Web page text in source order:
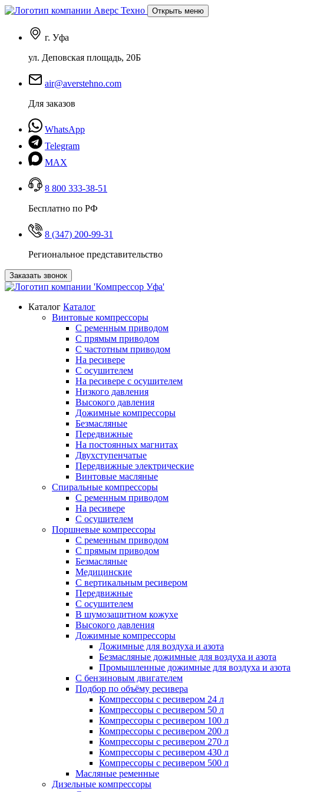
Открыть меню
г. Уфа
ул. Деповская площадь, 20Б
air@averstehno.com
Для заказов
WhatsApp
Telegram
MAX
8 800 333-38-51
Бесплатно по РФ
8 (347) 200-99-31
Региональное представительство
Заказать звонок
Каталог Каталог
Винтовые компрессоры
С ременным приводом
С прямым приводом
С частотным приводом
На ресивере
С осушителем
На ресивере с осушителем
Низкого давления
Высокого давления
Дожимные компрессоры
Безмасляные
Передвижные
На постоянных магнитах
Двухступенчатые
Передвижные электрические
Винтовые масляные
Спиральные компрессоры
С ременным приводом
На ресивере
С осушителем
Поршневые компрессоры
С ременным приводом
С прямым приводом
Безмасляные
Медицинские
С вертикальным ресивером
Передвижные
С осушителем
В шумозащитном кожухе
Высокого давления
Дожимные компрессоры
Дожимные для воздуха и азота
Безмасляные дожимные для воздуха и азота
Промышленные дожимные для воздуха и азота
С бензиновым двигателем
Подбор по объёму ресивера
Компрессоры с ресивером 24 л
Компрессоры с ресивером 50 л
Компрессоры с ресивером 100 л
Компрессоры с ресивером 200 л
Компрессоры с ресивером 270 л
Компрессоры с ресивером 430 л
Компрессоры с ресивером 500 л
Масляные ременные
Дизельные компрессоры